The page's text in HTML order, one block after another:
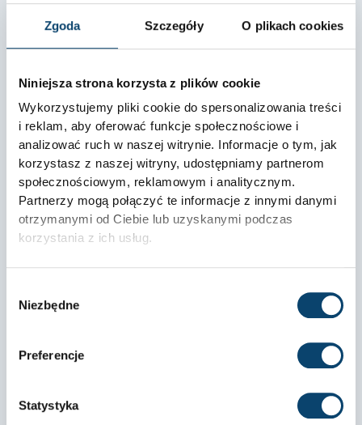
Zgoda Szczegóły O plikach cookies
Niniejsza strona korzysta z plików cookie
Wykorzystujemy pliki cookie do spersonalizowania treści
i reklam, aby oferować funkcje społecznościowe i
analizować ruch w naszej witrynie. Informacje o tym, jak
korzystasz z naszej witryny, udostępniamy partnerom
społecznościowym, reklamowym i analitycznym.
Partnerzy mogą połączyć te informacje z innymi danymi
otrzymanymi od Ciebie lub uzyskanymi podczas
korzystania z ich usług.
zgody
Niezbędne
Preferencje
Statystyka
Sód, potas i magnez – ich znaczenie dla nawodnienia i
sportowych sukcesów i utrzymania zdrowia. Elektrolity,
2026-03-19 Brak komentarzy
5.0
Ocena
Na podstawie
18opiniiz całego okresu
Dostawa bardzo sprawna, super serwis.